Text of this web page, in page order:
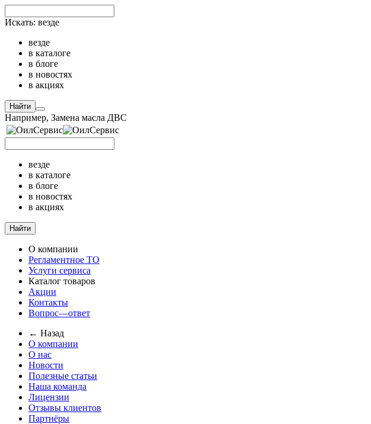
Искать: везде
везде
в каталоге
в блоге
в новостях
в акциях
Найти
Например, Замена масла ДВС
везде
в каталоге
в блоге
в новостях
в акциях
Найти
О компании
Регламентное ТО
Услуги сервиса
Каталог товаров
Акции
Контакты
Вопрос—ответ
← Назад
О компании
О нас
Новости
Полезные статьи
Наша команда
Лицензии
Отзывы клиентов
Партнёры